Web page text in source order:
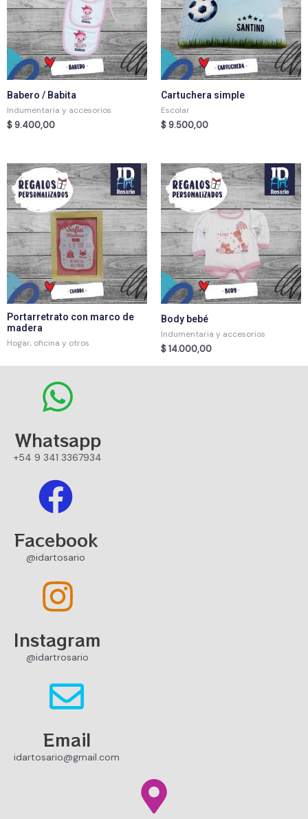
Babero / Babita
Indumentaria y accesorios
$9.400,00
Cartuchera simple
Escolar
$9.500,00
Portarretrato con marco de
madera
Hogar, oficina y otros
Body bebé
Indumentaria y accesorios
$14.000,00
Whatsapp
+54 9 341 3367934
Facebook
@idartosario
Instagram
@idartrosario
Email
idartosario@gmail.com